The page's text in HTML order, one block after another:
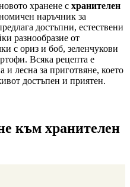
хранене с хранителен
наръчник за
достъпни, естествени
разнообразие от
с ориз и боб, зеленчукови
Всяка рецепта е
лесна за приготвяне, което
достъпен и приятен.
към хранителен